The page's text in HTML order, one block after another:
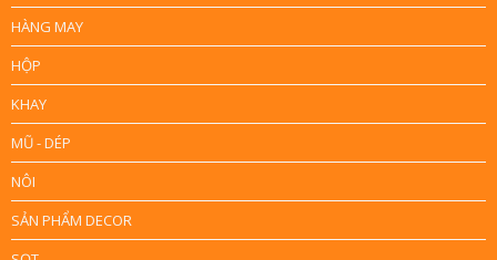
HÀNG MAY
HỘP
KHAY
MŨ - DÉP
NÔI
SẢN PHẨM DECOR